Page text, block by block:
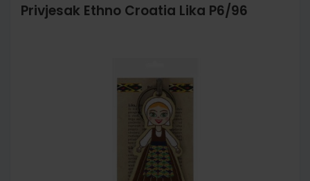
Privjesak Ethno Croatia Lika P6/96